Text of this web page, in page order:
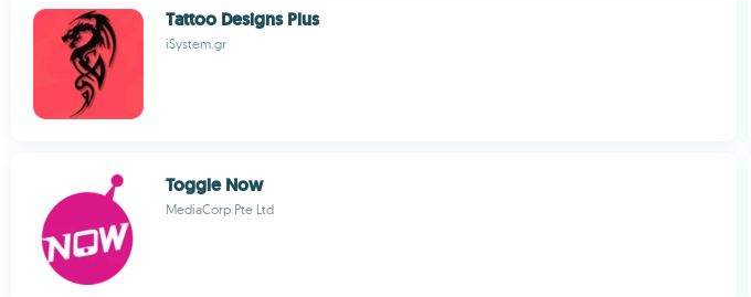
Tattoo Designs Plus
iSystem.gr
Toggle Now
MediaCorp Pte Ltd